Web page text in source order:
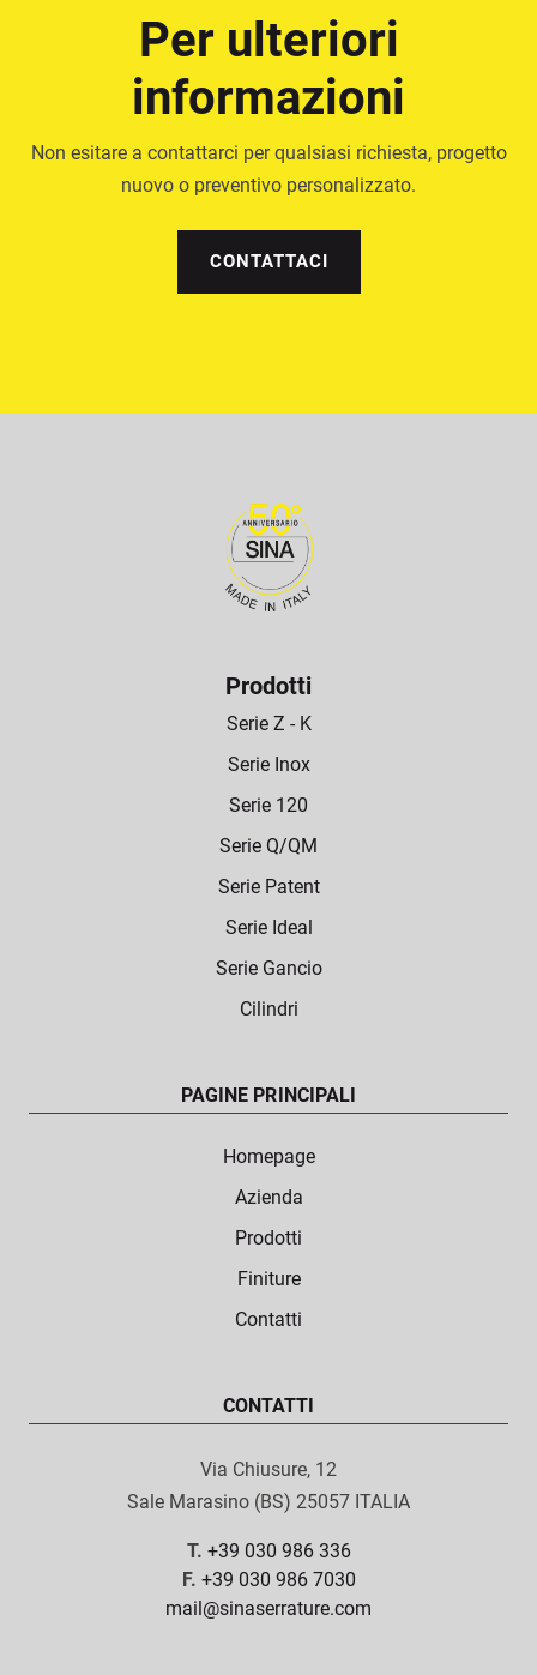
Per ulteriori
informazioni
Non esitare a contattarci per qualsiasi richiesta, progetto
nuovo o preventivo personalizzato.
CONTATTACI
Prodotti
Serie Z - K
Serie Inox
Serie 120
Serie Q/QM
Serie Patent
Serie Ideal
Serie Gancio
Cilindri
PAGINE PRINCIPALI
Homepage
Azienda
Prodotti
Finiture
Contatti
CONTATTI
Via Chiusure, 12
Sale Marasino (BS) 25057 ITALIA
T. +39 030 986 336
F. +39 030 986 7030
mail@sinaserrature.com